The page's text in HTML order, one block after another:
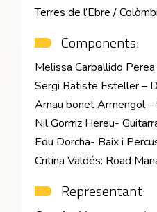
Terres de l’Ebre /
Components:
Melissa Carballido
Sergi Batiste Esteller –
Arnau bonet Armengol –
Nil Gorrriz Hereu-
Edu Dorcha- Baix i
Critina Valdés: Road
Representant: